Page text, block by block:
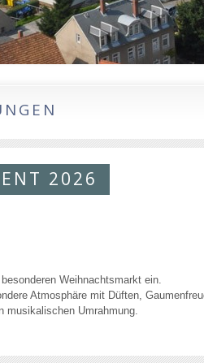
2026
Weihnachtsmarkt ein.
Atmosphäre mit Düften,
musikalischen Umrahmung.